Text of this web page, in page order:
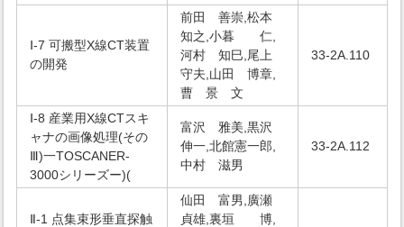
Ⅰ-7 可搬型X線CT装置
の開発
前田 善崇,松本
知之,小暮 仁,
河村 知巳,尾上
守夫,山田 博章,
曹 景 文
33-2A.110
Ⅰ-8 産業用X線CTスキ
ャナの画像処理(その
Ⅲ)一TOSCANER-
3000シリーズー)(
富沢 雅美,黒沢
伸一,北館憲一郎,
中村 滋男
33-2A.112
Ⅱ-1 点集束形垂直探触
仙田 富男,廣瀬
貞雄,裏垣 博,